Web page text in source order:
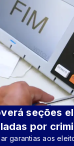
seções
por
garantias aos